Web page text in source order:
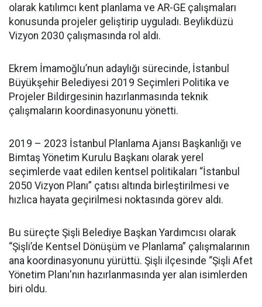
olarak katılımcı kent planlama ve AR-GE çalışmaları
konusunda projeler geliştirip uyguladı. Beylikdüzü
Vizyon 2030 çalışmasında rol aldı.
Ekrem İmamoğlu’nun adaylığı sürecinde, İstanbul
Büyükşehir Belediyesi 2019 Seçimleri Politika ve
Projeler Bildirgesinin hazırlanmasında teknik
çalışmaların koordinasyonunu yönetti.
2019 – 2023 İstanbul Planlama Ajansı Başkanlığı ve
Bimtaş Yönetim Kurulu Başkanı olarak yerel
seçimlerde vaat edilen kentsel politikaları “İstanbul
2050 Vizyon Planı” çatısı altında birleştirilmesi ve
hızlıca hayata geçirilmesi noktasında görev aldı.
Bu süreçte Şişli Belediye Başkan Yardımcısı olarak
“Şişli’de Kentsel Dönüşüm ve Planlama” çalışmalarının
ana koordinasyonunu yürüttü. Şişli ilçesinde “Şişli Afet
Yönetim Planı'nın hazırlanmasında yer alan isimlerden
biri oldu.